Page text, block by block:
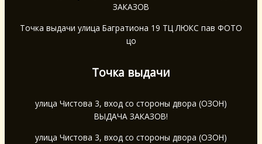
ЗАКАЗОВ
Точка выдачи улица Багратиона 19 ТЦ ЛЮКС пав ФОТО
цо
Точка выдачи
улица Чистова 3, вход со стороны двора (ОЗОН)
ВЫДАЧА ЗАКАЗОВ!
улица Чистова 3, вход со стороны двора (ОЗОН)